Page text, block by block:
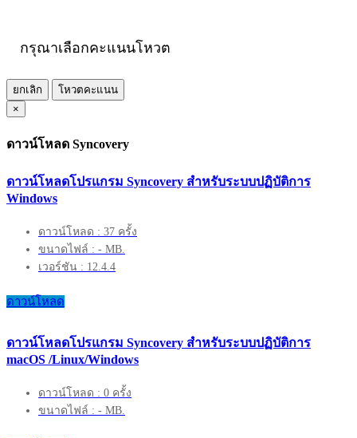
กรุณาเลือกคะแนนโหวต
ยกเลิก
โหวตคะแนน
×
ดาวน์โหลด Syncovery
ดาวน์โหลดโปรแกรม Syncovery สำหรับระบบปฏิบัติการ
Windows
ดาวน์โหลด : 37 ครั้ง
ขนาดไฟล์ : - MB.
เวอร์ชัน : 12.4.4
ดาวน์โหลด
ดาวน์โหลดโปรแกรม Syncovery สำหรับระบบปฏิบัติการ
macOS /Linux/Windows
ดาวน์โหลด : 0 ครั้ง
ขนาดไฟล์ : - MB.